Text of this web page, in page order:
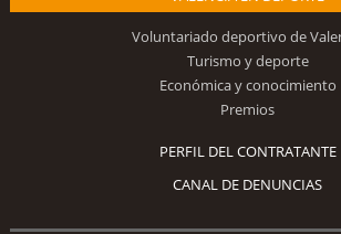
Voluntariado deportivo de
Turismo y deporte
Económica y conocimiento
Premios
PERFIL DEL CONTRATANTE
CANAL DE DENUNCIAS